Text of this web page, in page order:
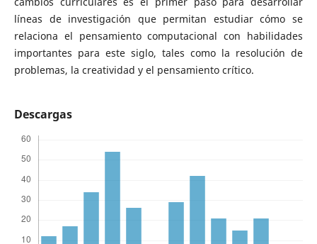
líneas de investigación que permitan estudiar cómo se
relaciona el pensamiento computacional con habilidades
importantes para este siglo, tales como la resolución de
problemas, la creatividad y el pensamiento crítico.
Descargas